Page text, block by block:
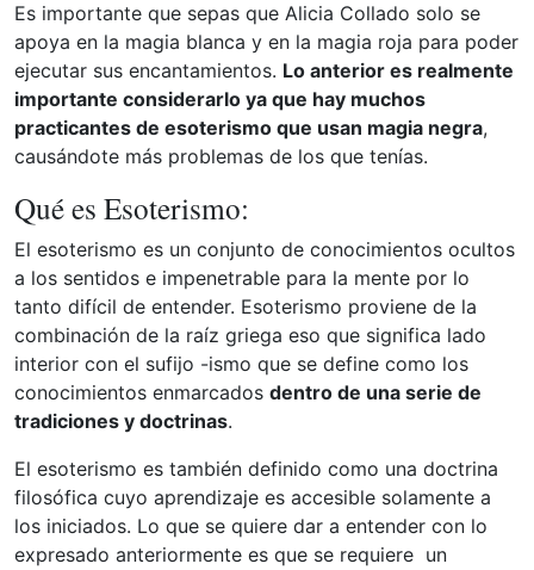
Es importante que sepas que Alicia Collado solo se
apoya en la magia blanca y en la magia roja para poder
ejecutar sus encantamientos. Lo anterior es realmente
importante considerarlo ya que hay muchos
practicantes de esoterismo que usan magia negra,
causándote más problemas de los que tenías.
Qué es Esoterismo:
El esoterismo es un conjunto de conocimientos ocultos
a los sentidos e impenetrable para la mente por lo
tanto difícil de entender. Esoterismo proviene de la
combinación de la raíz griega eso que significa lado
interior con el sufijo -ismo que se define como los
conocimientos enmarcados dentro de una serie de
tradiciones y doctrinas.
El esoterismo es también definido como una doctrina
filosófica cuyo aprendizaje es accesible solamente a
los iniciados. Lo que se quiere dar a entender con lo
expresado anteriormente es que se requiere un